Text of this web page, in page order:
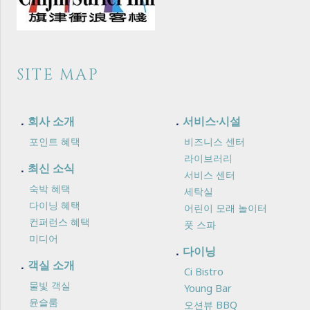
SITE MAP
회사 소개
포인트 혜택
최신 소식
숙박 혜택
다이닝 혜택
컨퍼런스 혜택
미디어
객실 소개
물빛 객실
윤슬룸
서비스·시설
비즈니스 센터
라이브러리
서비스 센터
세탁실
어린이 모래 놀이터
풋 스파
다이닝
Ci Bistro
Young Bar
오션뷰 BBQ